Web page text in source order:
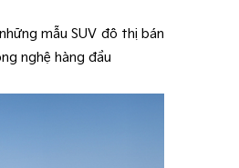
mẫu SUV đô thị bán
nghệ hàng đầu